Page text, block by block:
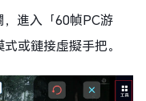
進入「60幀PC游
或鏈接虛擬手把。